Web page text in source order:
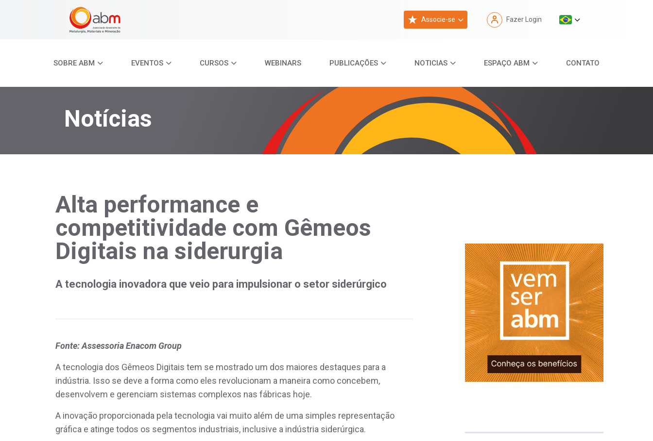
Associe-se Fazer Login
SOBRE ABM EVENTOS CURSOS WEBINARS PUBLICAÇÕES NOTICIAS ESPAÇO ABM CONTATO
Notícias
Alta performance e
competitividade com Gêmeos
Digitais na siderurgia
A tecnologia inovadora que veio para impulsionar o setor siderúrgico
Fonte: Assessoria Enacom Group
A tecnologia dos Gêmeos Digitais tem se mostrado um dos maiores destaques para a
indústria. Isso se deve a forma como eles revolucionam a maneira como concebem,
desenvolvem e gerenciam sistemas complexos nas fábricas hoje.
A inovação proporcionada pela tecnologia vai muito além de uma simples representação
gráfica e atinge todos os segmentos industriais, inclusive a indústria siderúrgica.